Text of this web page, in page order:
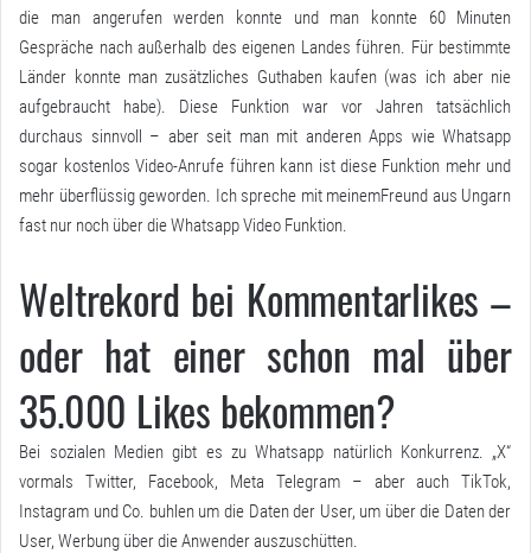
die man angerufen werden konnte und man konnte 60 Minuten
Gespräche nach außerhalb des eigenen Landes führen. Für bestimmte
Länder konnte man zusätzliches Guthaben kaufen (was ich aber nie
aufgebraucht habe). Diese Funktion war vor Jahren tatsächlich
durchaus sinnvoll – aber seit man mit anderen Apps wie Whatsapp
sogar kostenlos Video-Anrufe führen kann ist diese Funktion mehr und
mehr überflüssig geworden. Ich spreche mit meinemFreund aus Ungarn
fast nur noch über die Whatsapp Video Funktion.
Weltrekord bei Kommentarlikes –
oder hat einer schon mal über
35.000 Likes bekommen?
Bei sozialen Medien gibt es zu Whatsapp natürlich Konkurrenz. „X“
vormals Twitter, Facebook, Meta Telegram – aber auch TikTok,
Instagram und Co. buhlen um die Daten der User, um über die Daten der
User, Werbung über die Anwender auszuschütten.